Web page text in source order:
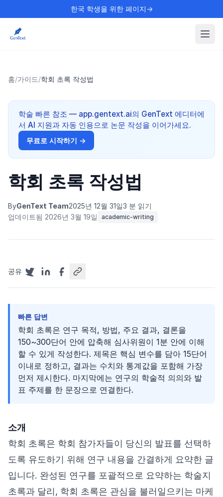
한국 학생을 위한 페이지→
홈/가이드/학회 초록 작성법
학술 빠른 참조 — app.gentext.ai의 GenText 에디터에
서 AI 지원과 자동 인용으로 논문 작성을 이어가세요.
무료로 시작하기 →
학회 초록 작성법
ByGenText Team2025년 12월 31일3 분 읽기
업데이트됨 2026년 3월 19일
academic-writing
공유
빠른 답변
학회 초록은 연구 목적, 방법, 주요 결과, 결론을
150~300단어 안에 압축해 심사위원이 1분 안에 이해
할 수 있게 작성한다. 제목은 핵심 변수를 담아 15단어
이내로 정하고, 결과는 수치와 통계값을 포함해 가장
먼저 제시한다. 마지막에는 연구의 학술적 의의와 발
표 주제를 한 문장으로 연결한다.
소개
학회 초록은 학회 참가자들이 당신의 발표를 선택하
도록 유도하기 위해 연구 내용을 간결하게 요약한 글
입니다. 완성된 연구를 포괄적으로 요약하는 학술지
초록과 달리, 학회 초록은 관심을 불러일으키는 마케